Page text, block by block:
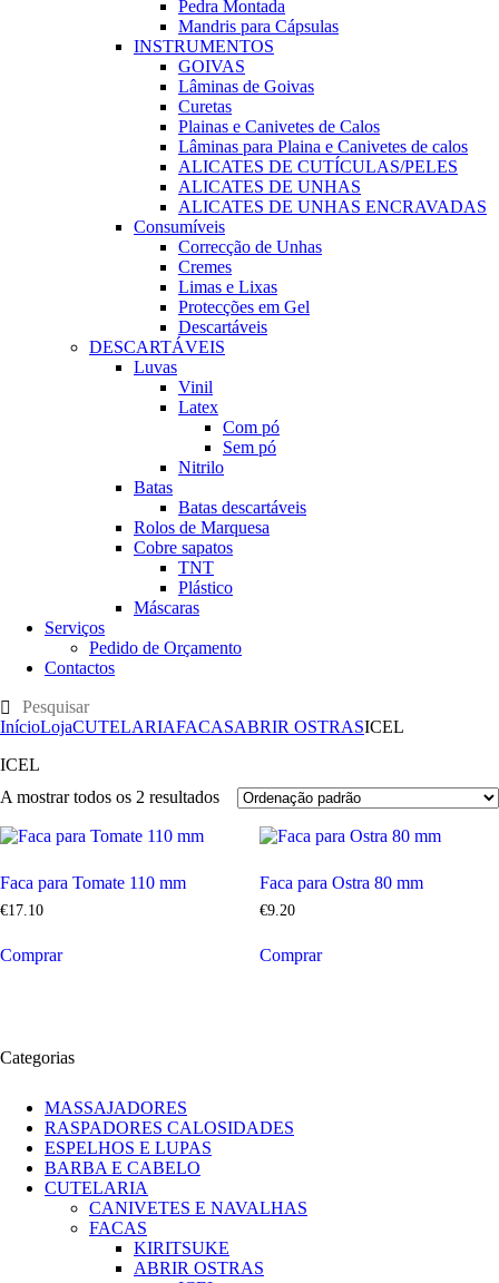
Pedra Montada
Mandris para Cápsulas
INSTRUMENTOS
GOIVAS
Lâminas de Goivas
Curetas
Plainas e Canivetes de Calos
Lâminas para Plaina e Canivetes de calos
ALICATES DE CUTÍCULAS/PELES
ALICATES DE UNHAS
ALICATES DE UNHAS ENCRAVADAS
Consumíveis
Correcção de Unhas
Cremes
Limas e Lixas
Protecções em Gel
Descartáveis
DESCARTÁVEIS
Luvas
Vinil
Latex
Com pó
Sem pó
Nitrilo
Batas
Batas descartáveis
Rolos de Marquesa
Cobre sapatos
TNT
Plástico
Máscaras
Serviços
Pedido de Orçamento
Contactos
InícioLojaCUTELARIAFACASABRIR OSTRASICEL
ICEL
A mostrar todos os 2 resultados
Faca para Tomate 110 mm
€17.10
Comprar
Faca para Ostra 80 mm
€9.20
Comprar
Categorias
MASSAJADORES
RASPADORES CALOSIDADES
ESPELHOS E LUPAS
BARBA E CABELO
CUTELARIA
CANIVETES E NAVALHAS
FACAS
KIRITSUKE
ABRIR OSTRAS